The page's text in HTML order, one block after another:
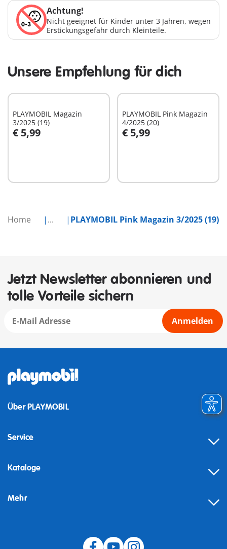
Home ... PLAYMOBIL Pink Magazin 3/2025 (19)
Achtung!
Nicht geeignet für Kinder unter 3 Jahren, wegen
Erstickungsgefahr durch Kleinteile.
Unsere Empfehlung für dich
PLAYMOBIL Magazin
3/2025 (19)
€ 5,99
In den Warenkorb
PLAYMOBIL Pink Magazin
4/2025 (20)
€ 5,99
In den Warenkorb
Jetzt Newsletter abonnieren und
tolle Vorteile sichern
Anmelden
Über PLAYMOBIL
Service
Kataloge
Mehr